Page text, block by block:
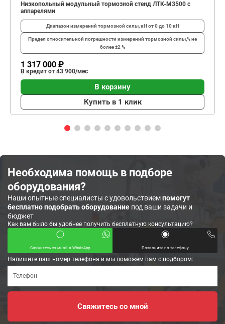
Низкопольный модульный тормозной стенд ЛТК-М3500 с
аппарелями
Диапазон измерений тормозной силы, кНот 0 до 10 кН
Предел относительной погрешности измерений тормозной силы,%не
более ±2 %
1 317 000 ₽
В кредит от 43 900/мес
В корзину
Купить в 1 клик
Необходима помощь в подборе
оборудования?
Наши опытные специалисты с удовольствиемпомогут
бесплатно подобрать оборудование под ваши задачи и
бюджет
Как вам было бы удобнее получить бесплатную консультацию?
Свяжитесь со мной в WhatsApp Позвоните по телефону
Напишите ваш номер телефона и мы поможем вам с подбором: